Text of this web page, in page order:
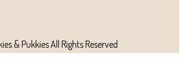
& PukkiesAll Rights Reserved